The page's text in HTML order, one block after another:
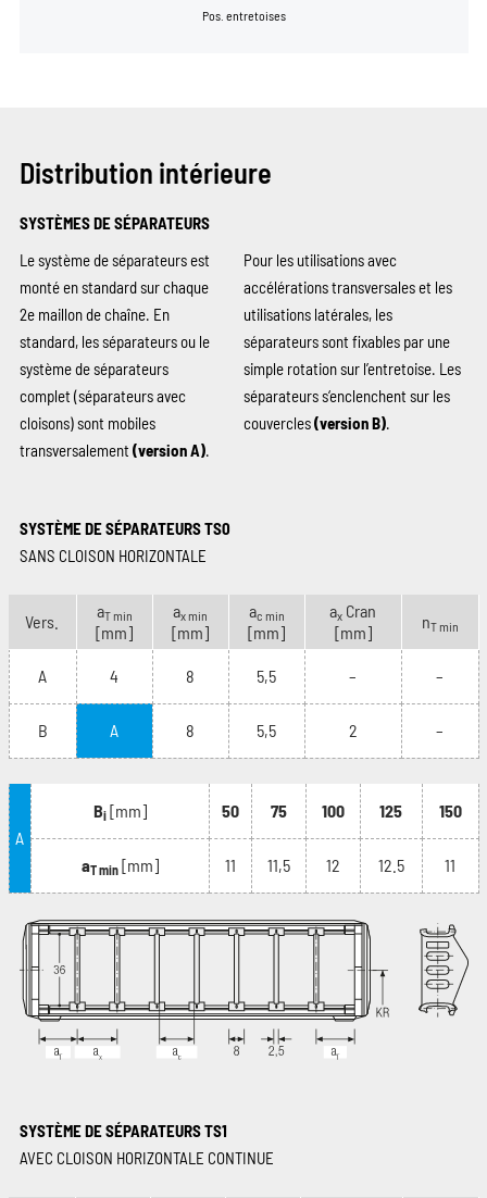
Pos. entretoises
Distribution intérieure
SYSTÈMES DE SÉPARATEURS
Le système de séparateurs est
monté en standard sur chaque
2e maillon de chaîne. En
standard, les séparateurs ou le
système de séparateurs
complet (séparateurs avec
cloisons) sont mobiles
transversalement (version A).
Pour les utilisations avec
accélérations transversales et les
utilisations latérales, les
séparateurs sont fixables par une
simple rotation sur l’entretoise. Les
séparateurs s‘enclenchent sur les
couvercles(version B).
SYSTÈME DE SÉPARATEURS TS0
SANS CLOISON HORIZONTALE
Vers.
aT min
[mm]
ax min
[mm]
ac min
[mm]
ax Cran
[mm]
nT min
A 4 8 5,5 – –
B A 8 5,5 2 –
A
Bi [mm] 50 75 100 125 150
aT min [mm] 11 11,5 12 12.5 11
SYSTÈME DE SÉPARATEURS TS1
AVEC CLOISON HORIZONTALE CONTINUE